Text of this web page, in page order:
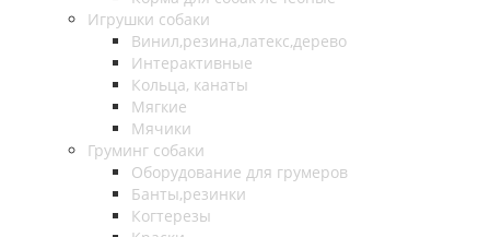
Игрушки собаки
Винил,резина,латекс,дерево
Интерактивные
Кольца, канаты
Мягкие
Мячики
Груминг собаки
Оборудование для грумеров
Банты,резинки
Когтерезы